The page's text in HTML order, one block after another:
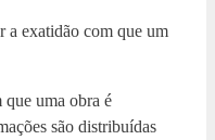
a exatidão com que um
que uma obra é
são distribuídas